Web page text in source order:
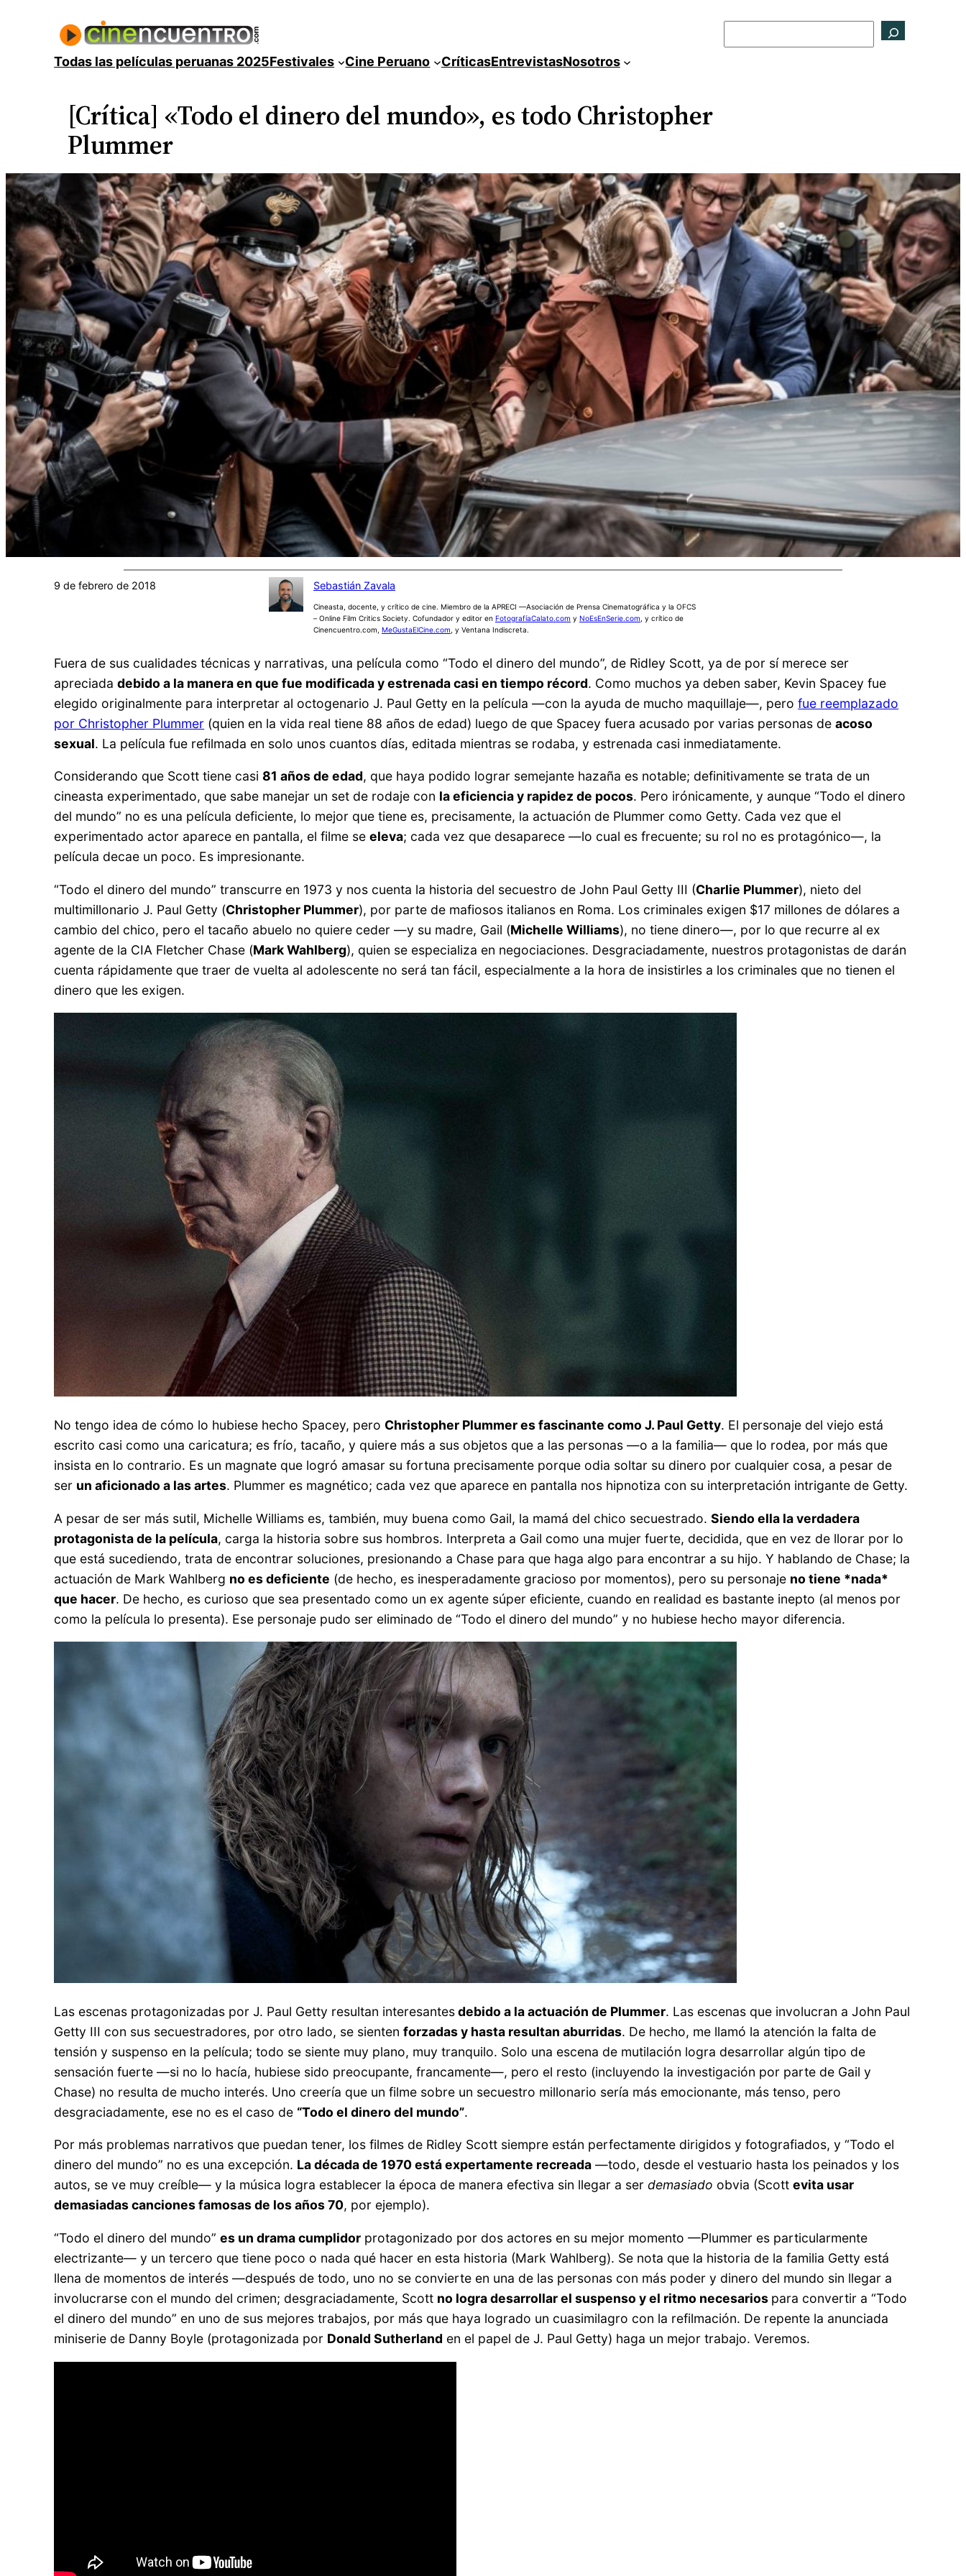
contenidoTodas las películas peruanas 2025Festivales Cine Peruano CríticasEntrevistasNosotros
[Crítica] «Todo el dinero del mundo», es todo Christopher
Plummer
9 de febrero de 2018 Sebastián Zavala
Cineasta, docente, y crítico de cine. Miembro de la APRECI —Asociación de Prensa Cinematográfica y la OFCS
– Online Film Critics Society. Cofundador y editor en FotografíaCalato.com y NoEsEnSerie.com , y crítico de
Cinencuentro.com, MeGustaElCine.com , y Ventana Indiscreta.
Fuera de sus cualidades técnicas y narrativas, una película como “Todo el dinero del mundo”, de Ridley Scott, ya de por sí merece ser
apreciadadebido a la manera en que fue modificada y estrenada casi en tiempo récord. Como muchos ya deben saber, Kevin Spacey fue
elegido originalmente para interpretar al octogenario J. Paul Getty en la película —con la ayuda de mucho maquillaje—, perofue reemplazado
por Christopher Plummer (quien en la vida real tiene 88 años de edad) luego de que Spacey fuera acusado por varias personas deacoso
sexual. La película fue refilmada en solo unos cuantos días, editada mientras se rodaba, y estrenada casi inmediatamente.
Considerando que Scott tiene casi81 años de edad, que haya podido lograr semejante hazaña es notable; definitivamente se trata de un
cineasta experimentado, que sabe manejar un set de rodaje con la eficiencia y rapidez de pocos. Pero irónicamente, y aunque “Todo el dinero
del mundo” no es una película deficiente, lo mejor que tiene es, precisamente, la actuación de Plummer como Getty. Cada vez que el
experimentado actor aparece en pantalla, el filme seeleva; cada vez que desaparece —lo cual es frecuente; su rol no es protagónico—, la
película decae un poco. Es impresionante.
“Todo el dinero del mundo” transcurre en 1973 y nos cuenta la historia del secuestro de John Paul Getty III (Charlie Plummer), nieto del
multimillonario J. Paul Getty (Christopher Plummer), por parte de mafiosos italianos en Roma. Los criminales exigen $17 millones de dólares a
cambio del chico, pero el tacaño abuelo no quiere ceder —y su madre, Gail (Michelle Williams), no tiene dinero—, por lo que recurre al ex
agente de la CIA Fletcher Chase (Mark Wahlberg), quien se especializa en negociaciones. Desgraciadamente, nuestros protagonistas de darán
cuenta rápidamente que traer de vuelta al adolescente no será tan fácil, especialmente a la hora de insistirles a los criminales que no tienen el
dinero que les exigen.
No tengo idea de cómo lo hubiese hecho Spacey, pero Christopher Plummer es fascinante como J. Paul Getty. El personaje del viejo está
escrito casi como una caricatura; es frío, tacaño, y quiere más a sus objetos que a las personas —o a la familia— que lo rodea, por más que
insista en lo contrario. Es un magnate que logró amasar su fortuna precisamente porque odia soltar su dinero por cualquier cosa, a pesar de
ser un aficionado a las artes. Plummer es magnético; cada vez que aparece en pantalla nos hipnotiza con su interpretación intrigante de Getty.
A pesar de ser más sutil, Michelle Williams es, también, muy buena como Gail, la mamá del chico secuestrado.Siendo ella la verdadera
protagonista de la película, carga la historia sobre sus hombros. Interpreta a Gail como una mujer fuerte, decidida, que en vez de llorar por lo
que está sucediendo, trata de encontrar soluciones, presionando a Chase para que haga algo para encontrar a su hijo. Y hablando de Chase; la
actuación de Mark Wahlberg no es deficiente (de hecho, es inesperadamente gracioso por momentos), pero su personaje no tiene *nada*
que hacer. De hecho, es curioso que sea presentado como un ex agente súper eficiente, cuando en realidad es bastante inepto (al menos por
como la película lo presenta). Ese personaje pudo ser eliminado de “Todo el dinero del mundo” y no hubiese hecho mayor diferencia.
Las escenas protagonizadas por J. Paul Getty resultan interesantesdebido a la actuación de Plummer. Las escenas que involucran a John Paul
Getty III con sus secuestradores, por otro lado, se sientenforzadas y hasta resultan aburridas. De hecho, me llamó la atención la falta de
tensión y suspenso en la película; todo se siente muy plano, muy tranquilo. Solo una escena de mutilación logra desarrollar algún tipo de
sensación fuerte —si no lo hacía, hubiese sido preocupante, francamente—, pero el resto (incluyendo la investigación por parte de Gail y
Chase) no resulta de mucho interés. Uno creería que un filme sobre un secuestro millonario sería más emocionante, más tenso, pero
desgraciadamente, ese no es el caso de “Todo el dinero del mundo”.
Por más problemas narrativos que puedan tener, los filmes de Ridley Scott siempre están perfectamente dirigidos y fotografiados, y “Todo el
dinero del mundo” no es una excepción. La década de 1970 está expertamente recreada —todo, desde el vestuario hasta los peinados y los
autos, se ve muy creíble— y la música logra establecer la época de manera efectiva sin llegar a serdemasiado obvia (Scottevita usar
demasiadas canciones famosas de los años 70, por ejemplo).
“Todo el dinero del mundo”es un drama cumplidor protagonizado por dos actores en su mejor momento —Plummer es particularmente
electrizante— y un tercero que tiene poco o nada qué hacer en esta historia (Mark Wahlberg). Se nota que la historia de la familia Getty está
llena de momentos de interés —después de todo, uno no se convierte en una de las personas con más poder y dinero del mundo sin llegar a
involucrarse con el mundo del crimen; desgraciadamente, Scott no logra desarrollar el suspenso y el ritmo necesarios para convertir a “Todo
el dinero del mundo” en uno de sus mejores trabajos, por más que haya logrado un cuasimilagro con la refilmación. De repente la anunciada
miniserie de Danny Boyle (protagonizada por Donald Sutherland en el papel de J. Paul Getty) haga un mejor trabajo. Veremos.